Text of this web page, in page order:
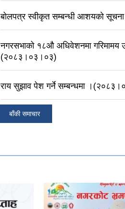
बोलपत्र स्वीकृत सम्बन्धी आशयको
नगरसभाको १८औ अधिवेशनमा गरिमामय
(२०८३।०३।०३)
राय सुझाव पेश गर्ने सम्बन्धमा
बाँकी समाचार